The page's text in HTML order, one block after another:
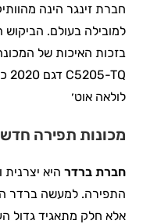
חברת זינגר הינה
למובילה בעולם. הביקוש
בזכות האיכות של
לולאה אוט׳
מכונות תפירה
חברת ברדר היא
התפירה. למעשה ברדר
אלא חלק מתאגיד גדול